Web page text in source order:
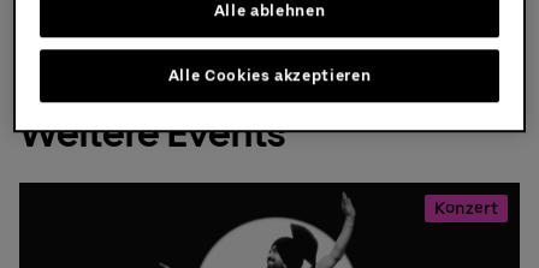
online form.
Weitere Events
Konzert
Alle ablehnen
Alle Cookies akzeptieren